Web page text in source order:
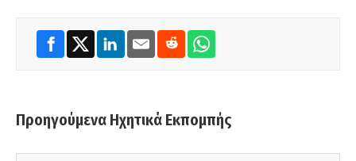
Προηγούμενα Ηχητικά Εκπομπής